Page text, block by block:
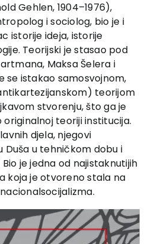
Gehlen, 1904–1976),
i sociolog, bio je i
istorije ideja, istorije
Teorijski je stasao pod
Maksa Šelera i
se istakao samosvojnom,
teorijom
stvorenju, što ga je
teoriji institucija.
djela, njegovi
Duša u tehničkom dobu i
je jedna od najistaknutijih
koja je otvoreno stala na